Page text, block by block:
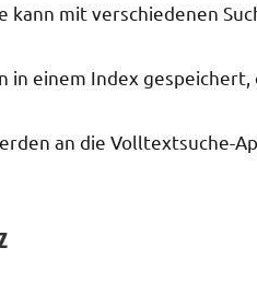
kann mit verschiedenen
in einem Index
an die Volltextsuche-